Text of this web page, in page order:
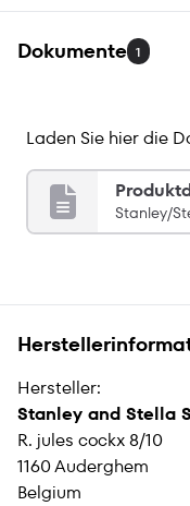
Dokumente 1
Laden Sie hier die
Hersteller:
Stanley and Stella
R. jules cockx 8/10
1160 Auderghem
Belgium